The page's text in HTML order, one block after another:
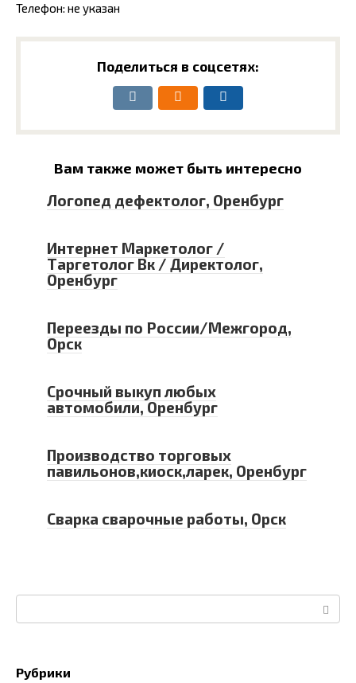
Телефон: не указан
Поделиться в соцсетях:
Вам также может быть интересно
Логопед дефектолог, Оренбург
Интернет Маркетолог /
Таргетолог Вк / Директолог,
Оренбург
Переезды по России/Межгород,
Орск
Срочный выкуп любых
автомобили, Оренбург
Производство торговых
павильонов,киоск,ларек, Оренбург
Сварка сварочные работы, Орск
Рубрики